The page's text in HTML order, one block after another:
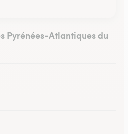
Pyrénées-Atlantiques du